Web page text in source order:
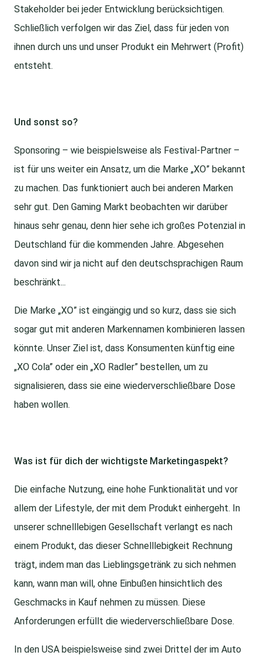
Stakeholder bei jeder Entwicklung berücksichtigen.
Schließlich verfolgen wir das Ziel, dass für jeden von
ihnen durch uns und unser Produkt ein Mehrwert (Profit)
entsteht.
Und sonst so?
Sponsoring – wie beispielsweise als Festival-Partner –
ist für uns weiter ein Ansatz, um die Marke „XO” bekannt
zu machen. Das funktioniert auch bei anderen Marken
sehr gut. Den Gaming Markt beobachten wir darüber
hinaus sehr genau, denn hier sehe ich großes Potenzial in
Deutschland für die kommenden Jahre. Abgesehen
davon sind wir ja nicht auf den deutschsprachigen Raum
beschränkt...
Die Marke „XO” ist eingängig und so kurz, dass sie sich
sogar gut mit anderen Markennamen kombinieren lassen
könnte. Unser Ziel ist, dass Konsumenten künftig eine
„XO Cola” oder ein „XO Radler” bestellen, um zu
signalisieren, dass sie eine wiederverschließbare Dose
haben wollen.
Was ist für dich der wichtigste Marketingaspekt?
Die einfache Nutzung, eine hohe Funktionalität und vor
allem der Lifestyle, der mit dem Produkt einhergeht. In
unserer schnelllebigen Gesellschaft verlangt es nach
einem Produkt, das dieser Schnelllebigkeit Rechnung
trägt, indem man das Lieblingsgetränk zu sich nehmen
kann, wann man will, ohne Einbußen hinsichtlich des
Geschmacks in Kauf nehmen zu müssen. Diese
Anforderungen erfüllt die wiederverschließbare Dose.
In den USA beispielsweise sind zwei Drittel der im Auto